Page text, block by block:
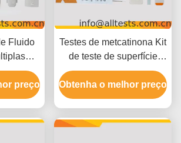
Fluido
E(X:2-
preço
Testes de metcatinona Kit
de teste de superfície
MCAT com 5 minutos
Resultados 500 ng/mL
Cutoff e fácil
Obtenha o melhor preço